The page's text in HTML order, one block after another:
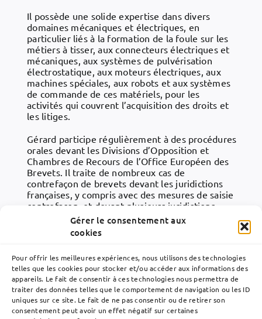
Gérer le consentement aux
cookies
Pour offrir les meilleures expériences, nous utilisons des technologies
telles que les cookies pour stocker et/ou accéder aux informations des
appareils. Le fait de consentir à ces technologies nous permettra de
traiter des données telles que le comportement de navigation ou les ID
uniques sur ce site. Le fait de ne pas consentir ou de retirer son
consentement peut avoir un effet négatif sur certaines
Il possède une solide expertise dans divers
domaines mécaniques et électriques, en
particulier liés à la formation de la foule sur les
métiers à tisser, aux connecteurs électriques et
mécaniques, aux systèmes de pulvérisation
électrostatique, aux moteurs électriques, aux
machines spéciales, aux robots et aux systèmes
de commande de ces matériels, pour les
activités qui couvrent l’acquisition des droits et
les litiges.
Gérard participe régulièrement à des procédures
orales devant les Divisions d’Opposition et
Chambres de Recours de l’Office Européen des
Brevets. Il traite de nombreux cas de
contrefaçon de brevets devant les juridictions
françaises, y compris avec des mesures de saisie
contrefaçon, et devant plusieurs juridictions
étrangères. Il intervient au Centre Paul Roubier,
organisme de recherche et de formation en droit
et stratégie de la propriété industrielle.
Gérard est également juge technique, dans le
domaine de la physique, au sein de la Juridiction
Unifiée du Brevet.